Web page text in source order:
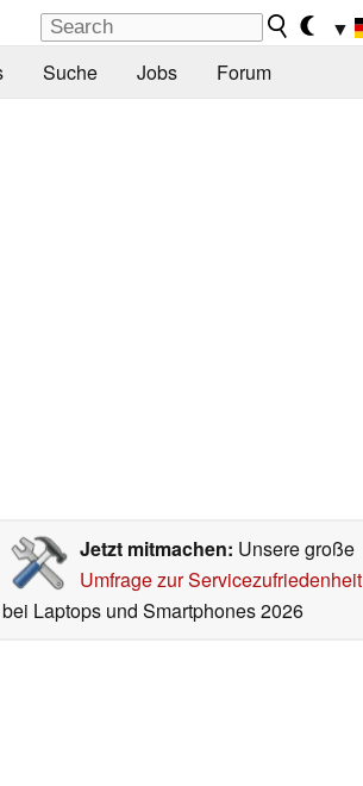
▼
Suche Jobs Forum
Jetzt mitmachen: Unsere große
Umfrage zur Servicezufriedenheit
bei Laptops und Smartphones 2026